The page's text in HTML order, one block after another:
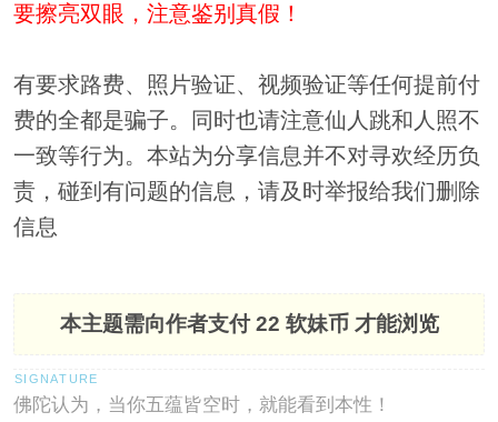
要擦亮双眼，注意鉴别真假！
有要求路费、照片验证、视频验证等任何提前付
费的全都是骗子。同时也请注意仙人跳和人照不
一致等行为。本站为分享信息并不对寻欢经历负
责，碰到有问题的信息，请及时举报给我们删除
信息
本主题需向作者支付22 软妹币 才能浏览
佛陀认为，当你五蕴皆空时，就能看到本性！